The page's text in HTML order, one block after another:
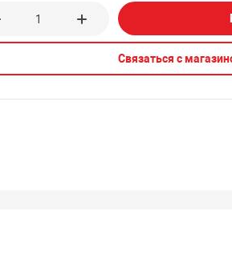
Связаться с